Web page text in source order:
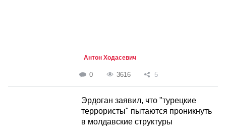
Антон Ходасевич
0 3616 5
Эрдоган заявил, что "турецкие
террористы" пытаются проникнуть
в молдавские структуры